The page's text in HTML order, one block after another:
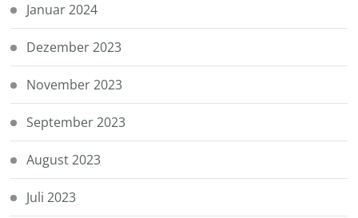
Januar 2024
Dezember 2023
November 2023
September 2023
August 2023
Juli 2023